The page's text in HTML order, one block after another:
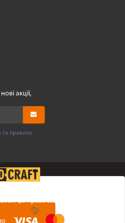
акції,
та правила
Усі права захищенні